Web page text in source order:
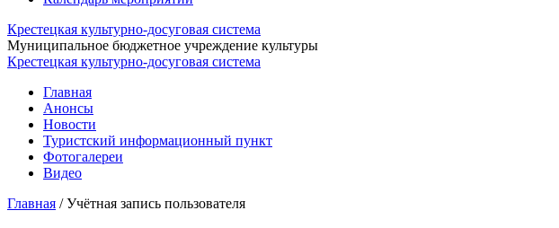
Крестецкая культурно-досуговая система
Муниципальное бюджетное учреждение культуры
Крестецкая культурно-досуговая система
Главная
Анонсы
Новости
Туристский информационный пункт
Фотогалереи
Видео
Главная /Учётная запись пользователя